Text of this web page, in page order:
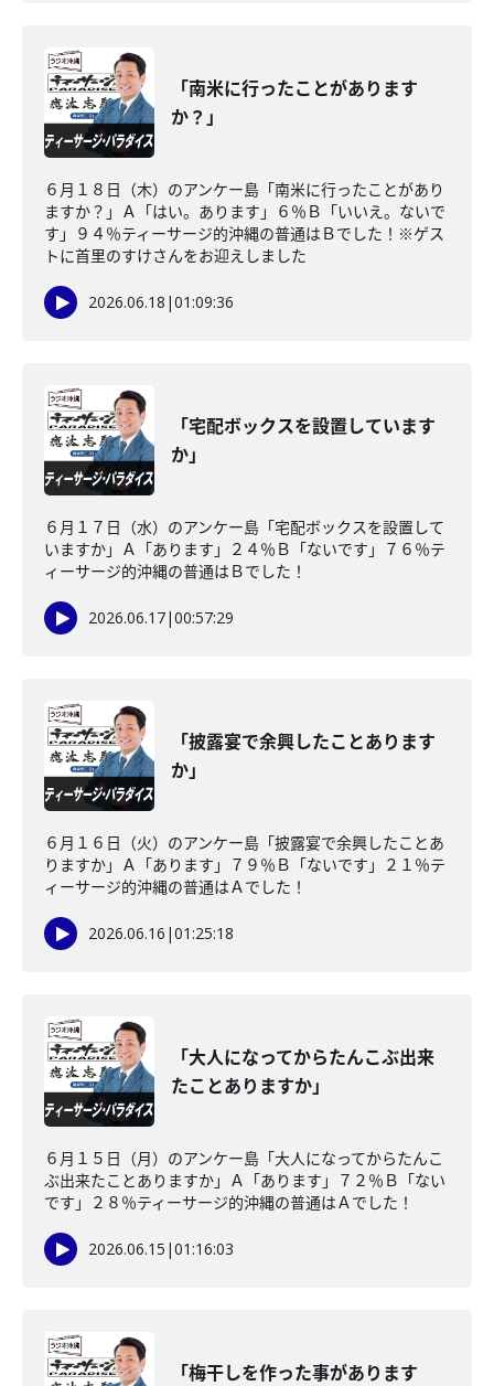
「南米に行ったことがあります
か？」
６月１８日（木）のアンケー島「南米に行ったことがあり
ますか？」Ａ「はい。あります」６％Ｂ「いいえ。ないで
す」９４％ティーサージ的沖縄の普通はＢでした！※ゲス
トに首里のすけさんをお迎えしました
2026.06.18 |01:09:36
「宅配ボックスを設置しています
か」
６月１７日（水）のアンケー島「宅配ボックスを設置して
いますか」Ａ「あります」２４％Ｂ「ないです」７６％テ
ィーサージ的沖縄の普通はＢでした！
2026.06.17|00:57:29
「披露宴で余興したことあります
か」
６月１６日（火）のアンケー島「披露宴で余興したことあ
りますか」Ａ「あります」７９％Ｂ「ないです」２１％テ
ィーサージ的沖縄の普通はＡでした！
2026.06.16 |01:25:18
「大人になってからたんこぶ出来
たことありますか」
６月１５日（月）のアンケー島「大人になってからたんこ
ぶ出来たことありますか」Ａ「あります」７２％Ｂ「ない
です」２８％ティーサージ的沖縄の普通はＡでした！
2026.06.15 |01:16:03
「梅干しを作った事があります